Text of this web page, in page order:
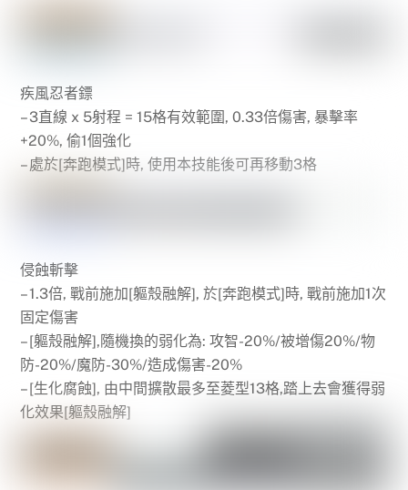
疾風忍者鏢
– 3直線 x 5射程 = 15格有效範圍, 0.33倍傷害, 暴擊率
+20%, 偷1個強化
– 處於[奔跑模式]時, 使用本技能後可再移動3格
侵蝕斬擊
– 1.3倍, 戰前施加[軀殼融解], 於[奔跑模式]時, 戰前施加1次
固定傷害
– [軀殼融解],隨機換的弱化為: 攻智-20%/被增傷20%/物
防-20%/魔防-30%/造成傷害-20%
– [生化腐蝕], 由中間擴散最多至菱型13格,踏上去會獲得弱
化效果[軀殼融解]